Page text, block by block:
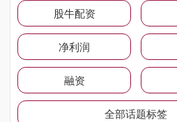
股牛配资
净利润
融资
全部话题标签